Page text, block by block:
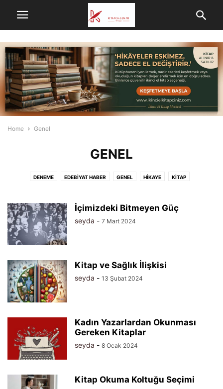
Home Genel
GENEL
DENEME EDEBIYAT HABER GENEL HIKAYE KITAP
İçimizdeki Bitmeyen Güç
seyda - 7 Mart 2024
Kitap ve Sağlık İlişkisi
seyda - 13 Şubat 2024
Kadın Yazarlardan Okunması
Gereken Kitaplar
seyda - 8 Ocak 2024
Kitap Okuma Koltuğu Seçimi